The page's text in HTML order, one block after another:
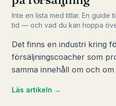
Inte en lista med titlar. En guide
tid — och vad du kan hoppa
Det finns en industri kring
försäljningscoacher som
samma innehåll om och
Läs artikeln →